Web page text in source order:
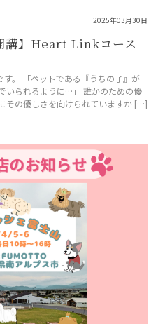
2025年03月30日
講】Heart Linkコース
。 「ペットである『うちの子』が
いられるように…」 誰かのための優
その優しさを向けられていますか […]